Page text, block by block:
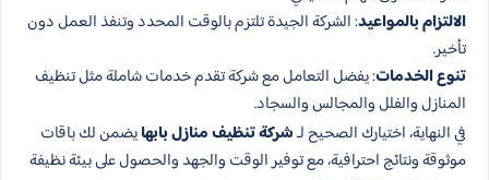
الالتزام بالمواعيد: الشركة الجيدة تلتزم بالوقت المحدد وتنفذ العمل دون
تأخير.
تنوع الخدمات: يفضل التعامل مع شركة تقدم خدمات شاملة مثل تنظيف
المنازل والفلل والمجالس والسجاد.
في النهاية، اختيارك الصحيح لـشركة تنظيف منازل بابهايضمن لك باقات
موثوقة ونتائج احترافية، مع توفير الوقت والجهد والحصول على بيئة نظيفة